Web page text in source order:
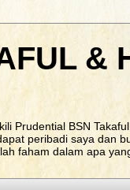
&
Prudential BSN
peribadi saya dan
faham dalam apa